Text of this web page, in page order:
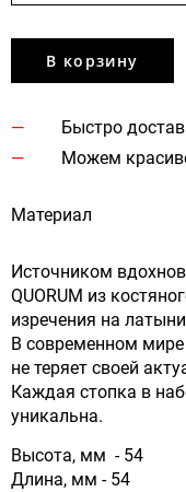
В корзину
Быстро
Можем
Материал
Источником
QUORUM из
изречения на
В современном
не теряет своей
Каждая стопка в
уникальна.
Высота, мм - 54
Длина, мм - 54